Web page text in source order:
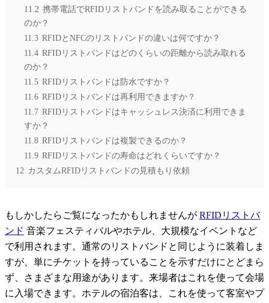
11.2 携帯電話でRFIDリストバンドを読み取ることができる
のか？
11.3 RFIDとNFCのリストバンドの違いは何ですか？
11.4 RFIDリストバンドはどのくらいの距離から読み取れる
のか？
11.5 RFIDリストバンドは防水ですか？
11.6 RFIDリストバンドは再利用できますか？
11.7 RFIDリストバンドはキャッシュレス決済に利用できま
すか？
11.8 RFIDリストバンドは複製できるのか？
11.9 RFIDリストバンドの寿命はどれくらいですか？
12 カスタムRFIDリストバンドの見積もり依頼
もしかしたらご覧になったかもしれませんが RFIDリストバ
ンド 音楽フェスティバルやホテル、大規模なイベントなど
で利用されます。通常のリストバンドと同じように装着しま
すが、単にチケットを持っていることを示すだけにとどまら
ず、さまざまな用途があります。来場者はこれを使って会場
に入場できます。ホテルの宿泊客は、これを使って客室やプ